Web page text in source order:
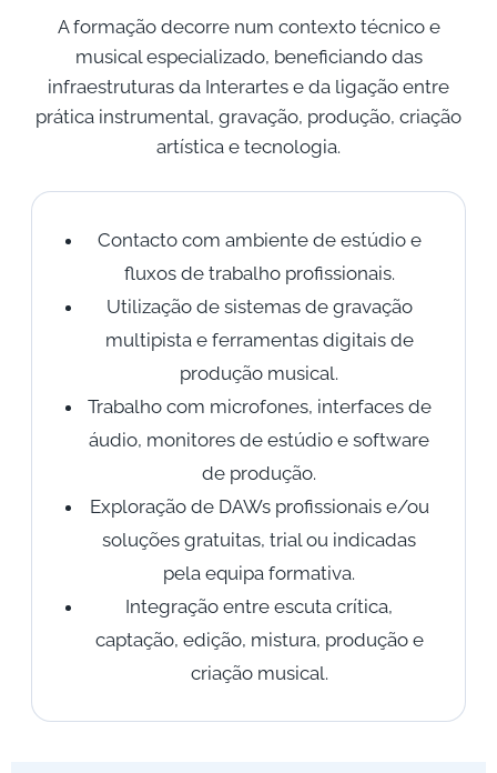
A formação decorre num contexto técnico e
musical especializado, beneficiando das
infraestruturas da Interartes e da ligação entre
prática instrumental, gravação, produção, criação
artística e tecnologia.
Contacto com ambiente de estúdio e
fluxos de trabalho profissionais.
Utilização de sistemas de gravação
multipista e ferramentas digitais de
produção musical.
Trabalho com microfones, interfaces de
áudio, monitores de estúdio e software
de produção.
Exploração de DAWs profissionais e/ou
soluções gratuitas, trial ou indicadas
pela equipa formativa.
Integração entre escuta crítica,
captação, edição, mistura, produção e
criação musical.